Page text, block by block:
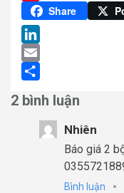
Pinterest
Share
LinkedIn
Email
2 bình luận
Nhiên
Báo giá 2
Bình luận